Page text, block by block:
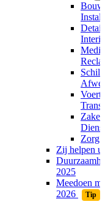
Zorg
Zij helpen u
2025
Meedoen
2026
Tip